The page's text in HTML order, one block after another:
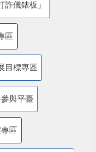
詐儀錶板」
區
目標專區
與平臺
區